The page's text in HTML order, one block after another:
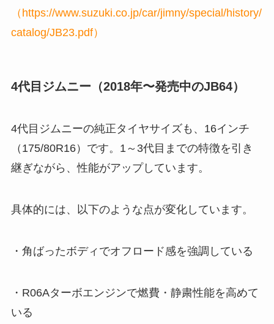
（https://www.suzuki.co.jp/car/jimny/special/history/
catalog/JB23.pdf）
4代目ジムニー（2018年〜発売中のJB64）
4代目ジムニーの純正タイヤサイズも、16インチ
（175/80R16）です。1～3代目までの特徴を引き
継ぎながら、性能がアップしています。
具体的には、以下のような点が変化しています。
・角ばったボディでオフロード感を強調している
・R06Aターボエンジンで燃費・静粛性能を高めて
いる